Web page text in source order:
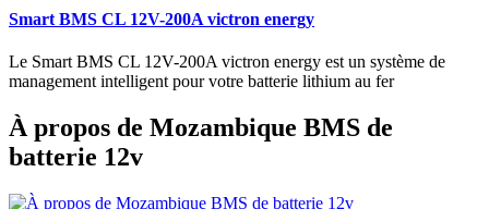
Smart BMS CL 12V-200A victron energy
Le Smart BMS CL 12V-200A victron energy est un système de
management intelligent pour votre batterie lithium au fer
À propos de Mozambique BMS de
batterie 12v